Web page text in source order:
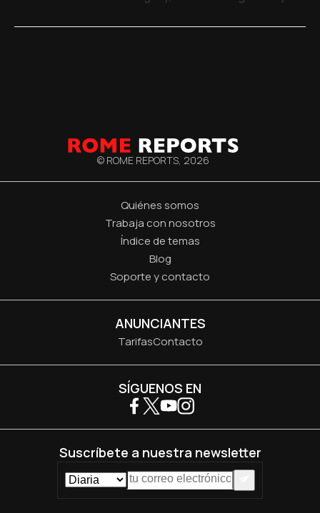
© ROME REPORTS, 2026
Quiénes somos
Trabaja con nosotros
Índice de temas
Blog
Soporte y contacto
ANUNCIANTES
TarifasContacto
SÍGUENOS EN
Suscríbete a nuestra newsletter